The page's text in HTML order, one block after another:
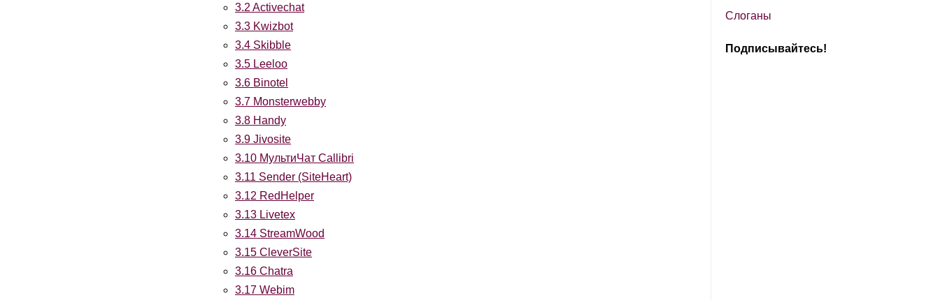
3.2 Activechat
3.3 Kwizbot
3.4 Skibble
3.5 Leeloo
3.6 Binotel
3.7 Monsterwebby
3.8 Handy
3.9 Jivosite
3.10 МультиЧат Callibri
3.11 Sender (SiteHeart)
3.12 RedHelper
3.13 Livetex
3.14 StreamWood
3.15 CleverSite
3.16 Chatra
3.17 Webim
Слоганы
Подписывайтесь!